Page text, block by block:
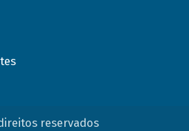
reservados